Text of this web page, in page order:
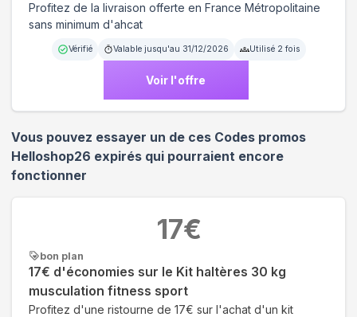
Profitez de la livraison offerte en France Métropolitaine
sans minimum d'ahcat
Vérifié Valable jusqu'au 31/12/2026 Utilisé 2 fois
Voir l'offre
Vous pouvez essayer un de ces Codes promos
Helloshop26 expirés qui pourraient encore
fonctionner
bon plan
17€ d'économies sur le Kit haltères 30 kg
musculation fitness sport
Profitez d'une ristourne de 17€ sur l'achat d'un kit
17€